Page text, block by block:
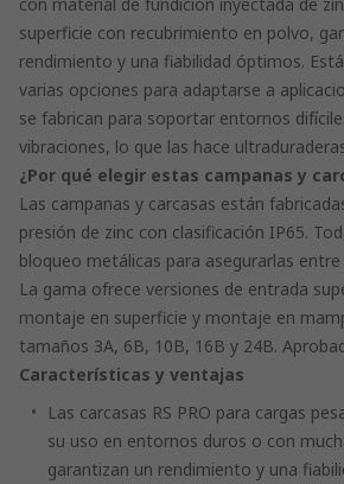
superficie con recubrimiento en polvo,
rendimiento y una fiabilidad óptimos.
varias opciones para adaptarse a
se fabrican para soportar entornos
vibraciones, lo que las hace
¿Por qué elegir estas campanas y
Las campanas y carcasas están
presión de zinc con clasificación IP65.
bloqueo metálicas para asegurarlas
La gama ofrece versiones de entrada
montaje en superficie y montaje en
tamaños 3A, 6B, 10B, 16B y 24B.
Características y ventajas
Las carcasas RS PRO para cargas
su uso en entornos duros o con
garantizan un rendimiento y una